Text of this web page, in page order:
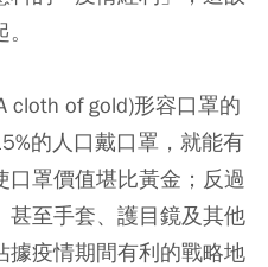
cloth of gold)形容口罩的
的人口戴口罩，就能有
罩價值堪比黃金；反過
甚至手套、護目鏡及其他
據疫情期間有利的戰略地